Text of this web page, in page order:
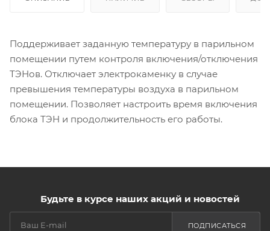
Поддерживает заданную температуру в парильном
помещении путем контроля включения/отключения
ТЭНов. Отключает электрокаменку в случае
превышения температуры воздуха в парильном
помещении. Позволяет настроить время включения
блока ТЭН и продолжительность его работы.
Будьте в курсе наших акций и новостей
ПОДПИСАТЬСЯ